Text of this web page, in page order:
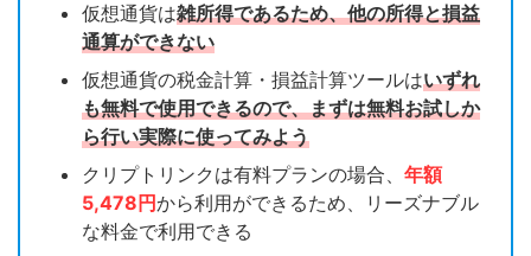
仮想通貨は雑所得であるため、他の所得と損益
通算ができない
仮想通貨の税金計算・損益計算ツールはいずれ
も無料で使用できるので、まずは無料お試しか
ら行い実際に使ってみよう
クリプトリンクは有料プランの場合、 年額
5,478円から利用ができるため、リーズナブル
な料金で利用できる